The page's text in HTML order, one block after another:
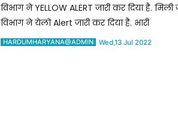
विभाग ने YELLOW ALERT जारी कर दिया है.
विभाग ने येलो Alert जारी कर दिया है. भारी
HARDUMHARYANA@ADMIN Wed,13 Jul 2022